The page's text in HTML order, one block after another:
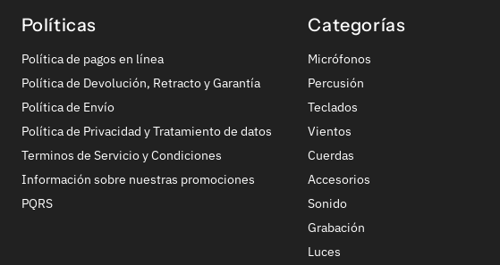
Políticas
Política de pagos en línea
Política de Devolución, Retracto y Garantía
Política de Envío
Política de Privacidad y Tratamiento de datos
Terminos de Servicio y Condiciones
Información sobre nuestras promociones
PQRS
Categorías
Micrófonos
Percusión
Teclados
Vientos
Cuerdas
Accesorios
Sonido
Grabación
Luces